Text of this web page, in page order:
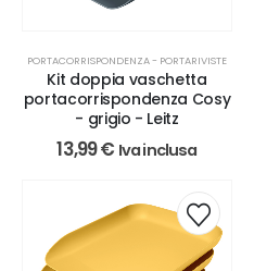
PORTACORRISPONDENZA - PORTARIVISTE
Kit doppia vaschetta
portacorrispondenza Cosy
- grigio - Leitz
13,99€ Iva inclusa